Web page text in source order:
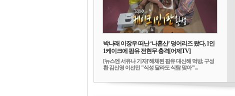
박나래 이장우 떠난 ‘나혼산’ 덩어리즈 왔다, 1인
1케이크에 팜유 전현무 충격[어제TV]
[뉴스엔 서유나 기자]'해체된 팜유 대신해 먹방, 구성
환 김신영 이선민 "식성 달라도 식탐 맞아"'...